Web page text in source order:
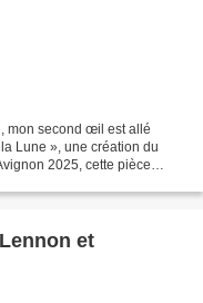
mon second œil est allé
Lune », une création du
2025, cette pièce
et